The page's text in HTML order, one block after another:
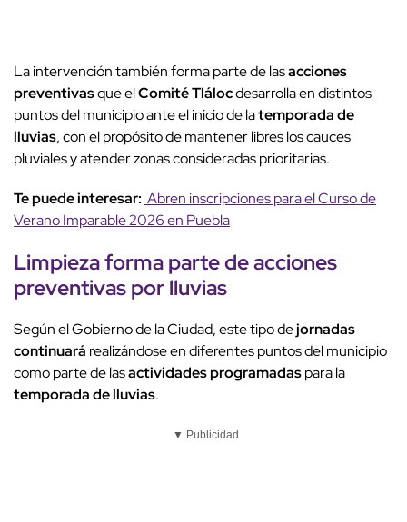
La intervención también forma parte de lasacciones
preventivasque elComité Tlálocdesarrolla en distintos
puntos del municipio ante el inicio de latemporada de
lluvias, con el propósito de mantener libres los cauces
pluviales y atender zonas consideradas prioritarias.
Te puede interesar: Abren inscripciones para el Curso de
Verano Imparable 2026 en Puebla
Limpieza forma parte deacciones
preventivaspor lluvias
Según el Gobierno de la Ciudad, este tipo dejornadas
continuará realizándose en diferentes puntos del municipio
como parte de lasactividades programadaspara la
temporada de lluvias.
▼ Publicidad